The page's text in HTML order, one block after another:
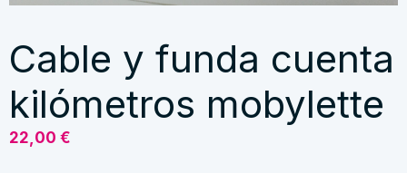
Cable y funda cuenta
kilómetros mobylette
22,00 €